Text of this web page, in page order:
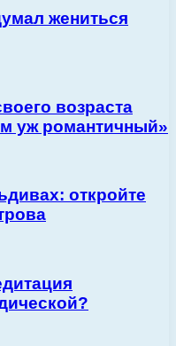
жениться
возраста
уж романтичный»
откройте